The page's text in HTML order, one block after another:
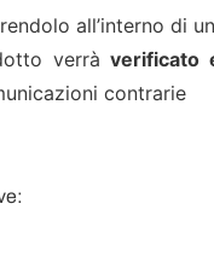
all’interno di
verràverificato
contrarie